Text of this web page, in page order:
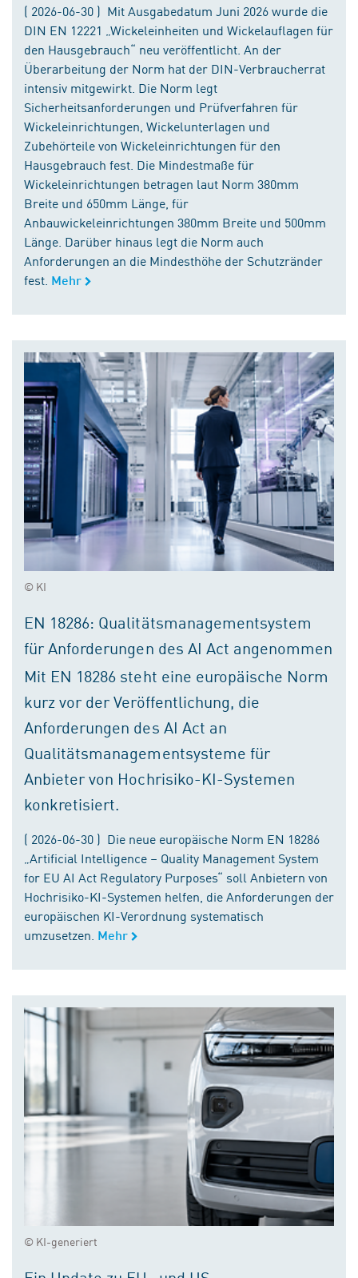
( 2026-06-30 ) Mit Ausgabedatum Juni 2026 wurde die
DIN EN 12221 „Wickeleinheiten und Wickelauflagen für
den Hausgebrauch“ neu veröffentlicht. An der
Überarbeitung der Norm hat der DIN-Verbraucherrat
intensiv mitgewirkt. Die Norm legt
Sicherheitsanforderungen und Prüfverfahren für
Wickeleinrichtungen, Wickelunterlagen und
Zubehörteile von Wickeleinrichtungen für den
Hausgebrauch fest. Die Mindestmaße für
Wickeleinrichtungen betragen laut Norm 380mm
Breite und 650mm Länge, für
Anbauwickeleinrichtungen 380mm Breite und 500mm
Länge. Darüber hinaus legt die Norm auch
Anforderungen an die Mindesthöhe der Schutzränder
fest. Mehr
© KI
EN 18286: Qualitätsmanagementsystem
für Anforderungen des AI Act angenommen
Mit EN 18286 steht eine europäische Norm
kurz vor der Veröffentlichung, die
Anforderungen des AI Act an
Qualitätsmanagementsysteme für
Anbieter von Hochrisiko-KI-Systemen
konkretisiert.
( 2026-06-30 ) Die neue europäische Norm EN 18286
„Artificial Intelligence – Quality Management System
for EU AI Act Regulatory Purposes“ soll Anbietern von
Hochrisiko-KI-Systemen helfen, die Anforderungen der
europäischen KI-Verordnung systematisch
umzusetzen. Mehr
© KI-generiert